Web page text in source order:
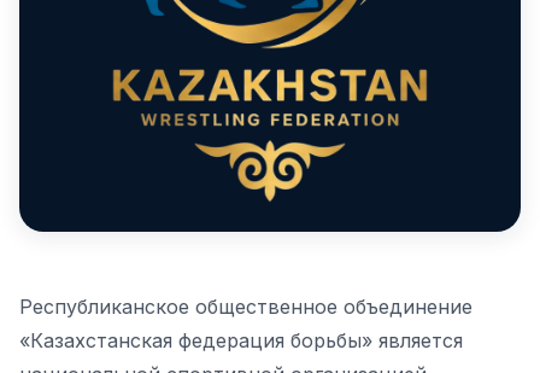
Республиканское общественное объединение
«Казахстанская федерация борьбы» является